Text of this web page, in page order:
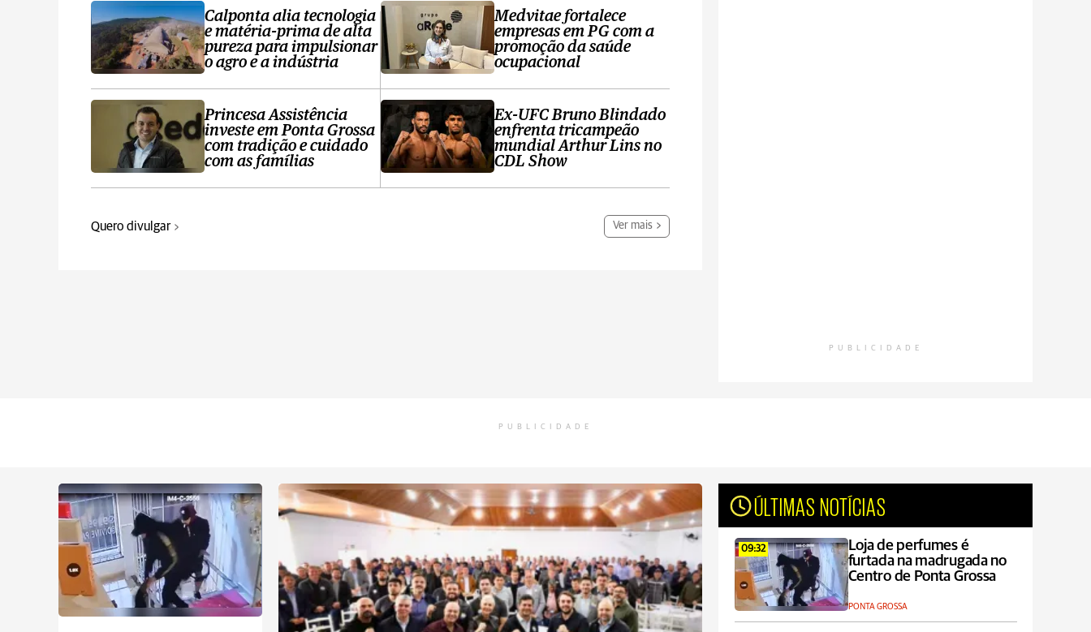
Calponta alia tecnologia
e matéria-prima de alta
pureza para impulsionar
o agro e a indústria
Princesa Assistência
investe em Ponta Grossa
com tradição e cuidado
com as famílias
Medvitae fortalece
empresas em PG com a
promoção da saúde
ocupacional
Ex-UFC Bruno Blindado
enfrenta tricampeão
mundial Arthur Lins no
CDL Show
Quero divulgar Ver mais
PUBLICIDADE
PUBLICIDADE
ÚLTIMAS NOTÍCIAS
09:32
Loja de perfumes é
furtada na madrugada no
Centro de Ponta Grossa
PONTA GROSSA